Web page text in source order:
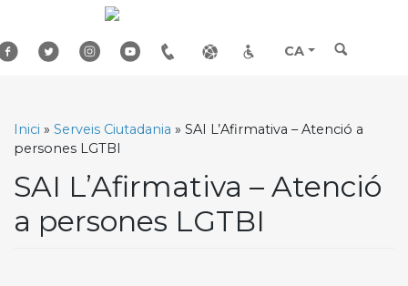
content
CA
Inici » Serveis Ciutadania » SAI L’Afirmativa – Atenció a
persones LGTBI
SAI L’Afirmativa – Atenció
a persones LGTBI